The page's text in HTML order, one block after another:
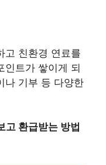
고 친환경 연료를
인트가 쌓이게 되
나 기부 등 다양한
고 환급받는 방법